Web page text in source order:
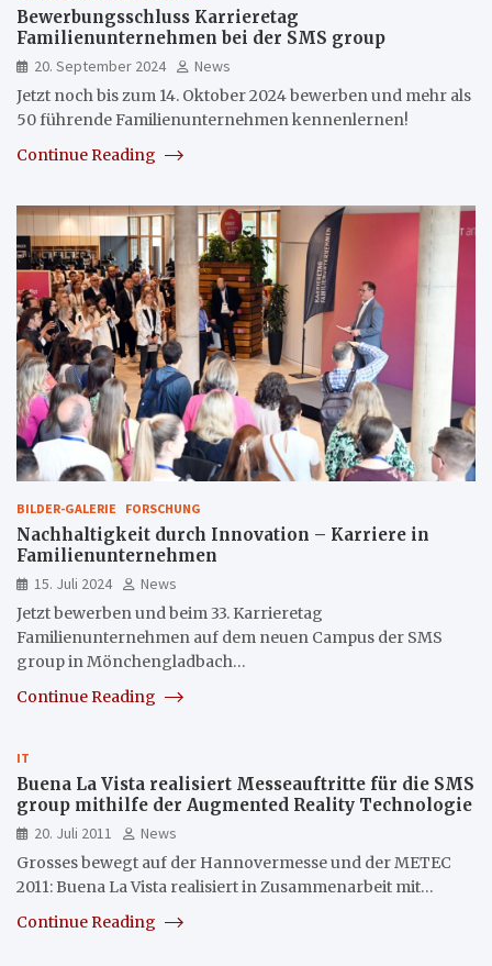
Bewerbungsschluss Karrieretag
Familienunternehmen bei der SMS group
20. September 2024
News
Jetzt noch bis zum 14. Oktober 2024 bewerben und mehr als
50 führende Familienunternehmen kennenlernen!
Continue Reading
BILDER-GALERIE FORSCHUNG
Nachhaltigkeit durch Innovation – Karriere in
Familienunternehmen
15. Juli 2024
News
Jetzt bewerben und beim 33. Karrieretag
Familienunternehmen auf dem neuen Campus der SMS
group in Mönchengladbach…
Continue Reading
IT
Buena La Vista realisiert Messeauftritte für die SMS
group mithilfe der Augmented Reality Technologie
20. Juli 2011
News
Grosses bewegt auf der Hannovermesse und der METEC
2011: Buena La Vista realisiert in Zusammenarbeit mit…
Continue Reading